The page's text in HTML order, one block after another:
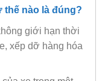
thế nào là đúng?
giới hạn thời
xếp dỡ hàng hóa